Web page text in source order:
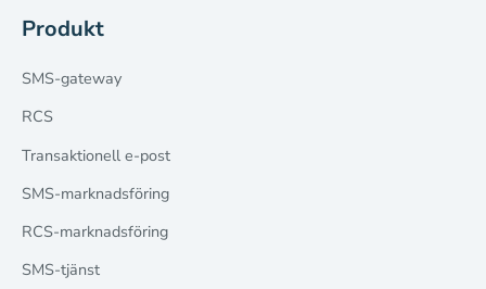
Produkt
SMS-gateway
RCS
Transaktionell e-post
SMS-marknadsföring
RCS-marknadsföring
SMS-tjänst